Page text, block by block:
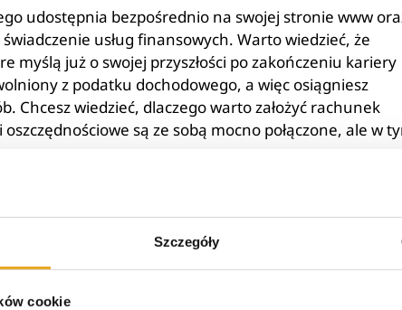
Szczegóły
cookie
udostępnia bezpośrednio na swojej stronie www
usług finansowych. Warto wiedzieć, że
myślą już o swojej przyszłości po zakończeniu kariery
z podatku dochodowego, a więc osiągniesz
Chcesz wiedzieć, dlaczego warto założyć rachunek
i oszczędnościowe są ze sobą mocno połączone, ale w
emeryturę;
na rok 2021);
do lokat dostępnych na rynku;
regularnie wpłacać środków na konto bankowe –
finansowych.